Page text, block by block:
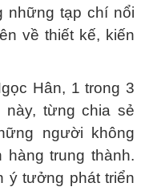
những tạp chí nổi
về thiết kế, kiến
Hân, 1 trong 3
từng chia sẻ
người không
hàng trung thành.
ý tưởng phát triển